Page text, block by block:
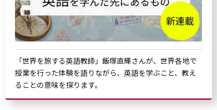
「世界を旅する英語教師」飯塚直輝さんが、世界各地で
授業を行った体験を語りながら、英語を学ぶこと、教え
ることの意味を探ります。